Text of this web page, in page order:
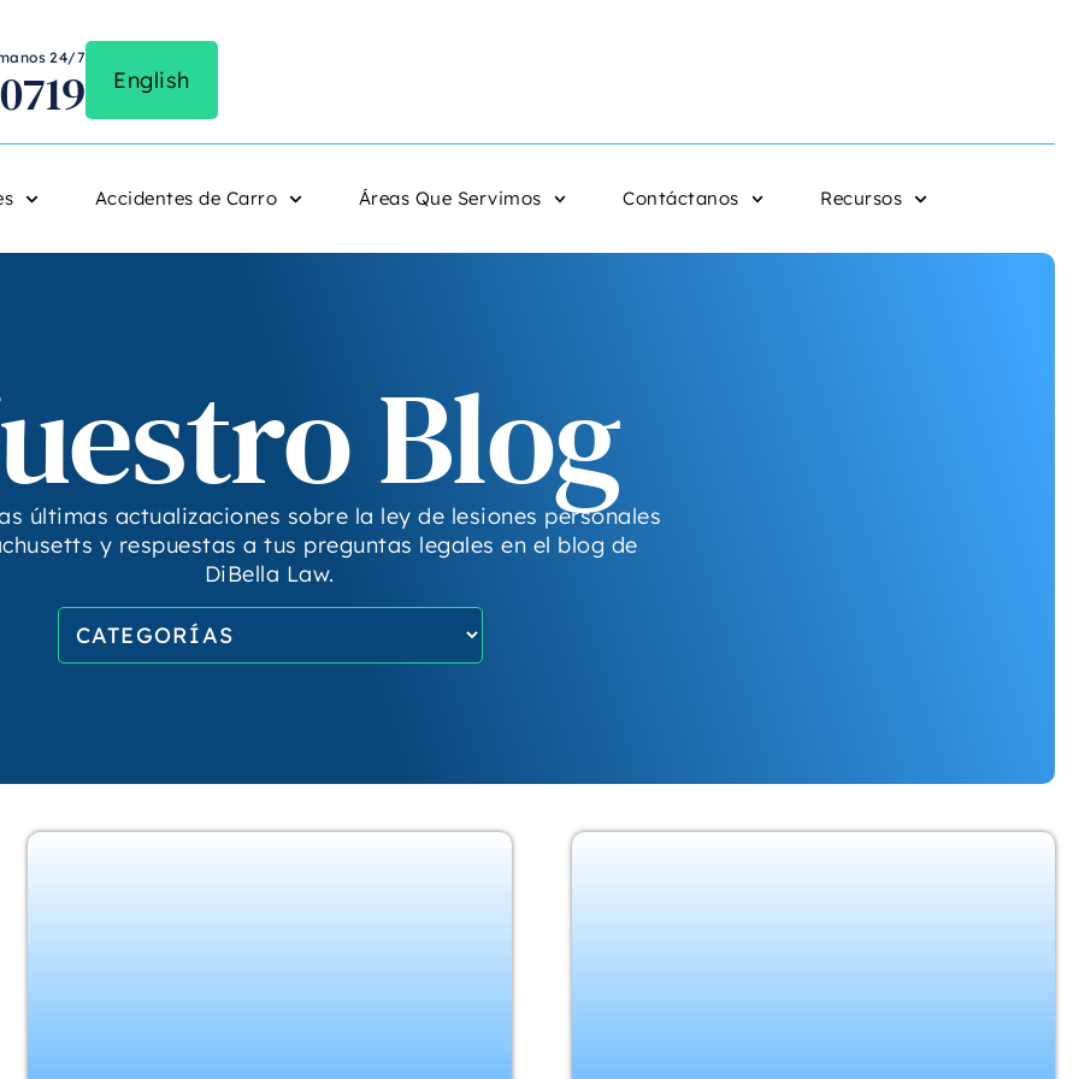
24/7
English
Accidentes de Carro Áreas Que Servimos Contáctanos Recursos
Blog
últimas actualizaciones sobre la ley de lesiones personales
y respuestas a tus preguntas legales en el blog de
DiBella Law.